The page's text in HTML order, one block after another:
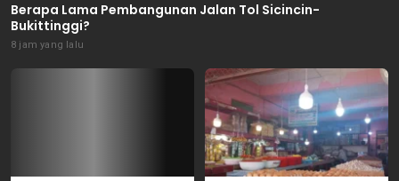
Berapa Lama Pembangunan Jalan Tol Sicincin-
Bukittinggi?
8 jam yang lalu